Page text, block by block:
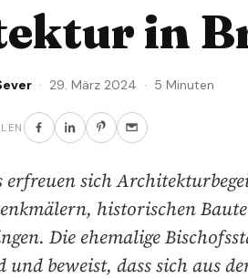
in
· 29. März 2024 · 5 Minuten
sich
historischen
Die ehemalige
und beweist, dass sich aus